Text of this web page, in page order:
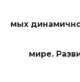
мых
мире.